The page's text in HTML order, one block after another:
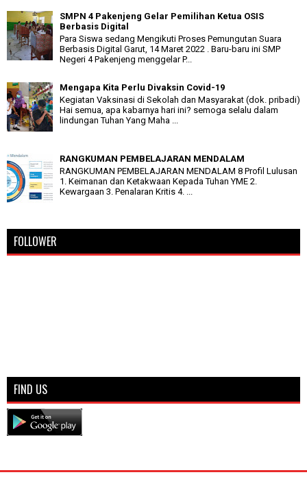
SMPN 4 Pakenjeng Gelar Pemilihan Ketua OSIS
Berbasis Digital
Para Siswa sedang Mengikuti Proses Pemungutan Suara
Berbasis Digital Garut, 14 Maret 2022 . Baru-baru ini SMP
Negeri 4 Pakenjeng menggelar P...
Mengapa Kita Perlu Divaksin Covid-19
Kegiatan Vaksinasi di Sekolah dan Masyarakat (dok. pribadi)
Hai semua, apa kabarnya hari ini? semoga selalu dalam
lindungan Tuhan Yang Maha ...
RANGKUMAN PEMBELAJARAN MENDALAM
RANGKUMAN PEMBELAJARAN MENDALAM 8 Profil Lulusan
1. Keimanan dan Ketakwaan Kepada Tuhan YME 2.
Kewargaan 3. Penalaran Kritis 4. ...
FOLLOWER
FIND US